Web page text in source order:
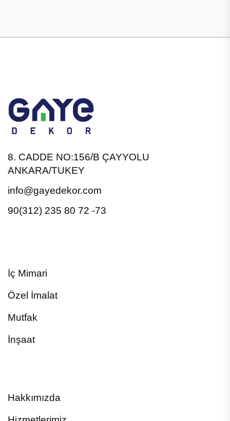
8. CADDE NO:156/B ÇAYYOLU
ANKARA/TUKEY
info@gayedekor.com
90(312) 235 80 72 -73
İç Mimari
Özel İmalat
Mutfak
İnşaat
Hakkımızda